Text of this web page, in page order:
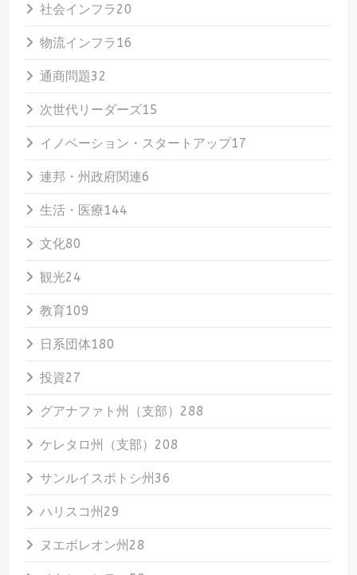
社会インフラ20
物流インフラ16
通商問題32
次世代リーダーズ15
イノベーション・スタートアップ17
連邦・州政府関連6
生活・医療144
文化80
観光24
教育109
日系団体180
投資27
グアナファト州（支部） 288
ケレタロ州（支部） 208
サンルイスポトシ州 36
ハリスコ州 29
ヌエボレオン州 28